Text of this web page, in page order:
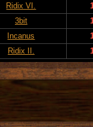
Ridix VI.
3bit
Incanus
Ridix II.